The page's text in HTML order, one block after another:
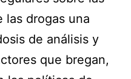
las drogas una
de análisis y
que bregan,